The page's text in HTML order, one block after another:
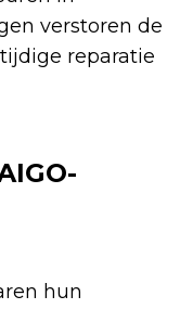
verstoren de
reparatie
hun